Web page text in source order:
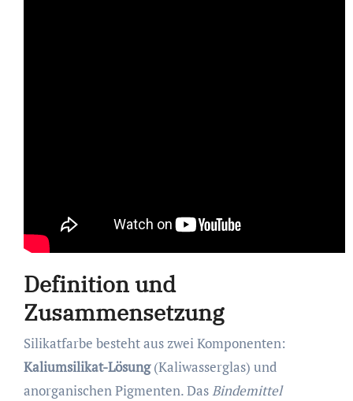
Definition und
Zusammensetzung
Silikatfarbe besteht aus zwei Komponenten:
Kaliumsilikat-Lösung(Kaliwasserglas) und
anorganischen Pigmenten. DasBindemittel